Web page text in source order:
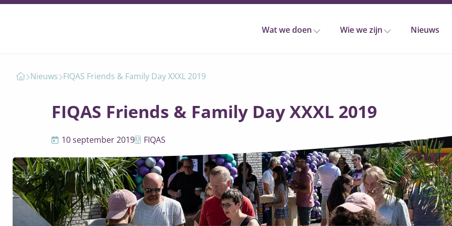
Wat we doen Wie we zijn Nieuws
Nieuws FIQAS Friends & Family Day XXXL 2019
FIQAS Friends & Family Day XXXL 2019
10 september 2019 FIQAS